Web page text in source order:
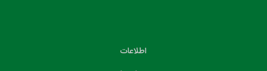
اطلاعات